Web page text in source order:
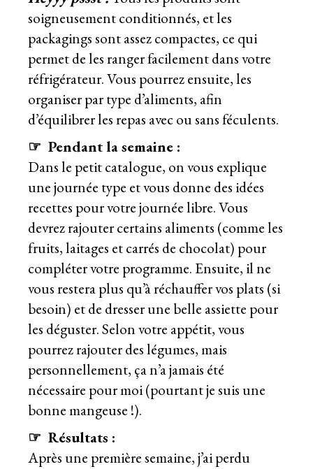
soigneusement conditionnés, et les
packagings sont assez compactes, ce qui
permet de les ranger facilement dans votre
réfrigérateur. Vous pourrez ensuite, les
organiser par type d’aliments, afin
d’équilibrer les repas avec ou sans féculents.
☞ Pendant la semaine :
Dans le petit catalogue, on vous explique
une journée type et vous donne des idées
recettes pour votre journée libre. Vous
devrez rajouter certains aliments (comme les
fruits, laitages et carrés de chocolat) pour
compléter votre programme. Ensuite, il ne
vous restera plus qu’à réchauffer vos plats (si
besoin) et de dresser une belle assiette pour
les déguster. Selon votre appétit, vous
pourrez rajouter des légumes, mais
personnellement, ça n’a jamais été
nécessaire pour moi (pourtant je suis une
bonne mangeuse !).
☞ Résultats :
Après une première semaine, j’ai perdu